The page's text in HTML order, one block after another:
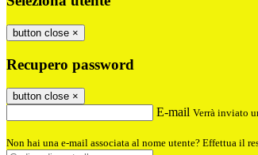
button close ×
Recupero password
button close ×
E-mail Verrà inviato
Non hai una e-mail associata al nome utente? Effettua il